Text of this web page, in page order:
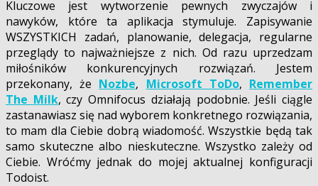
Kluczowe jest wytworzenie pewnych zwyczajów i
nawyków, które ta aplikacja stymuluje. Zapisywanie
WSZYSTKICH zadań, planowanie, delegacja, regularne
przeglądy to najważniejsze z nich. Od razu uprzedzam
miłośników konkurencyjnych rozwiązań. Jestem
przekonany, że Nozbe, Microsoft ToDo, Remember
The Milk, czy Omnifocus działają podobnie. Jeśli ciągle
zastanawiasz się nad wyborem konkretnego rozwiązania,
to mam dla Ciebie dobrą wiadomość. Wszystkie będą tak
samo skuteczne albo nieskuteczne. Wszystko zależy od
Ciebie. Wróćmy jednak do mojej aktualnej konfiguracji
Todoist.